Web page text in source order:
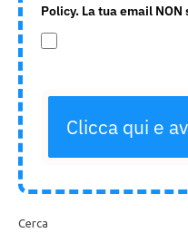
Policy. La tua email
Clicca qui e
Cerca